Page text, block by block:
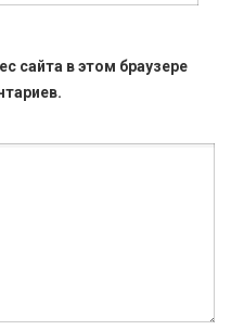
сайта в этом браузере